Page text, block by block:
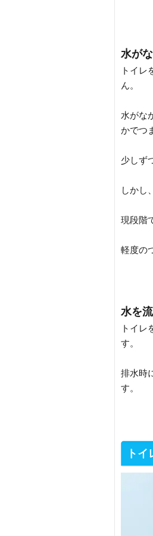
水が
トイレ
ん。
水がな
かでつ
少しず
しかし
現段階
軽度の
水を
トイレ
す。
排水時
す。
ト